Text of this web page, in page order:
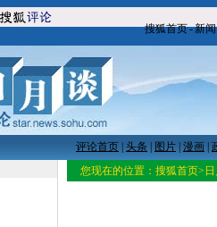
搜狐首页-新闻
评论首页 头条 图片 漫画
您现在的位置： 搜狐首页>